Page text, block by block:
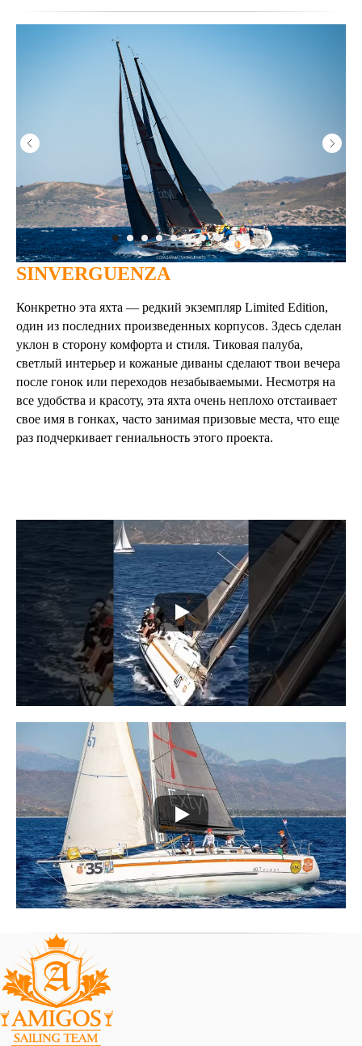
SINVERGUENZA
Конкретно эта яхта — редкий экземпляр Limited Edition,
один из последних произведенных корпусов. Здесь сделан
уклон в сторону комфорта и стиля. Тиковая палуба,
светлый интерьер и кожаные диваны сделают твои вечера
после гонок или переходов незабываемыми. Несмотря на
все удобства и красоту, эта яхта очень неплохо отстаивает
свое имя в гонках, часто занимая призовые места, что еще
раз подчеркивает гениальность этого проекта.